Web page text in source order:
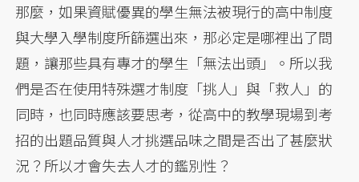
那麼，如果資賦優異的學生無法被現行的高中制度
與大學入學制度所篩選出來，那必定是哪裡出了問
題，讓那些具有專才的學生「無法出頭」。所以我
們是否在使用特殊選才制度「挑人」與「救人」的
同時，也同時應該要思考，從高中的教學現場到考
招的出題品質與人才挑選品味之間是否出了甚麼狀
況？所以才會失去人才的鑑別性？